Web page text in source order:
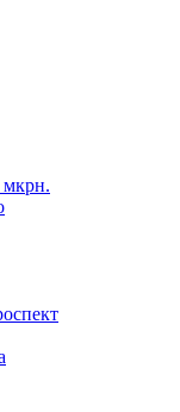
мкрн.